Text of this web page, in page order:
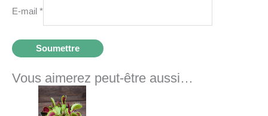
E-mail *
Vous aimerez peut-être aussi…